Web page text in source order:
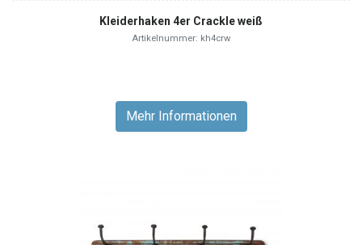
Kleiderhaken 4er Crackle weiß
Artikelnummer: kh4crw
Mehr Informationen